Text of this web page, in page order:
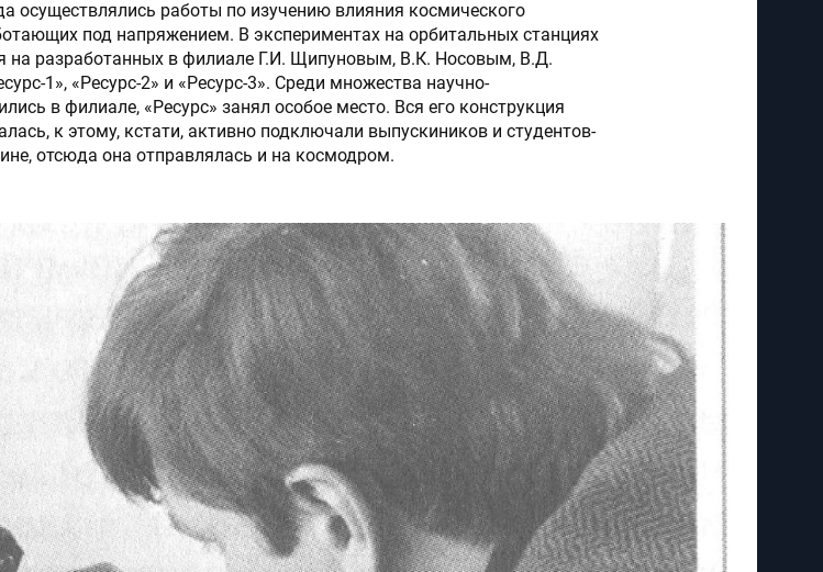
осуществлялись работы по изучению влияния космического
под напряжением. В экспериментах на орбитальных станциях
на разработанных в филиале Г.И. Щипуновым, В.К. Носовым, В.Д.
1», «Ресурс-2» и «Ресурс-3». Среди множества научно-
в филиале, «Ресурс» занял особое место. Вся его конструкция
к этому, кстати, активно подключали выпускиников и студентов-
отсюда она отправлялась и на космодром.